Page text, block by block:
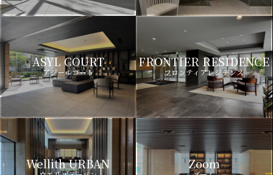
ASYL COURT
アジールコート
FRONTIER RESIDENCE
フロンティアレジデンス
Wellith URBAN Zoom